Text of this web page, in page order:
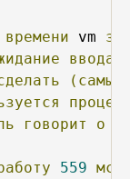
времени vm
ввода/
(самый
говорит о
559 мс